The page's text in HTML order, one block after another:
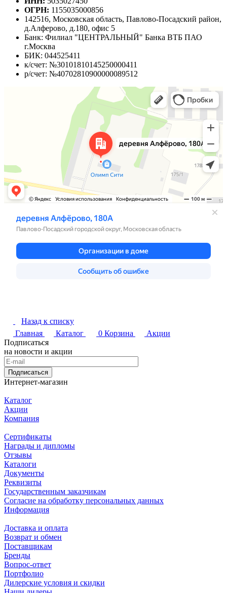
ОГРН: 1155035000856
142516, Московская область, Павлово-Посадский район,
д.Алферово, д.180, офис 5
Банк: Филиал "ЦЕНТРАЛЬНЫЙ" Банка ВТБ ПАО
г.Москва
БИК: 044525411
к/счет: №30101810145250000411
р/счет: №40702810900000089512
Назад к списку
Главная
Каталог 0 Корзина
Акции
Подписаться
на новости и акции
Подписаться
Интернет-магазин
Каталог
Акции
Компания
Сертификаты
Награды и дипломы
Отзывы
Каталоги
Документы
Реквизиты
Государственным заказчикам
Согласие на обработку персональных данных
Информация
Доставка и оплата
Возврат и обмен
Поставщикам
Бренды
Вопрос-ответ
Портфолио
Дилерские условия и скидки